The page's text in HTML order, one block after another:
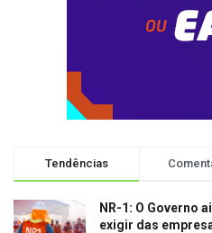
Tendências
NR-1: O Governo
exigir das